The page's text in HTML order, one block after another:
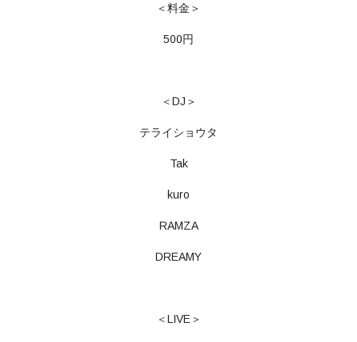
＜料金＞
500円
＜DJ＞
テライショウタ
Tak
kuro
RAMZA
DREAMY
＜LIVE＞